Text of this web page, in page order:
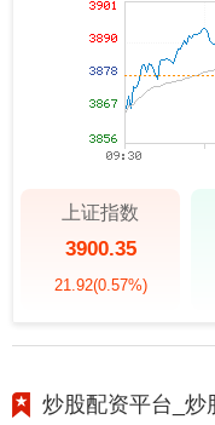
上证指数
3900.35
21.92(0.57%)
炒股配资平台_炒